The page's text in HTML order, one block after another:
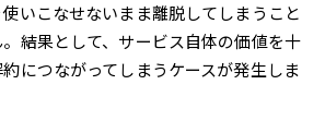
いこなせないまま離脱してしまうこと
結果として、サービス自体の価値を十
につながってしまうケースが発生しま